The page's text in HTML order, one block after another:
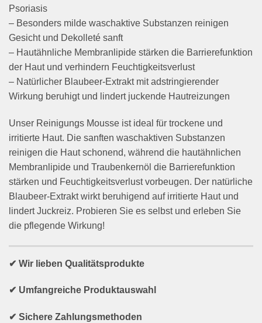
Psoriasis
– Besonders milde waschaktive Substanzen reinigen
Gesicht und Dekolleté sanft
– Hautähnliche Membranlipide stärken die Barrierefunktion
der Haut und verhindern Feuchtigkeitsverlust
– Natürlicher Blaubeer-Extrakt mit adstringierender
Wirkung beruhigt und lindert juckende Hautreizungen
Unser Reinigungs Mousse ist ideal für trockene und
irritierte Haut. Die sanften waschaktiven Substanzen
reinigen die Haut schonend, während die hautähnlichen
Membranlipide und Traubenkernöl die Barrierefunktion
stärken und Feuchtigkeitsverlust vorbeugen. Der natürliche
Blaubeer-Extrakt wirkt beruhigend auf irritierte Haut und
lindert Juckreiz. Probieren Sie es selbst und erleben Sie
die pflegende Wirkung!
✔ Wir lieben Qualitätsprodukte
✔ Umfangreiche Produktauswahl
✔ Sichere Zahlungsmethoden